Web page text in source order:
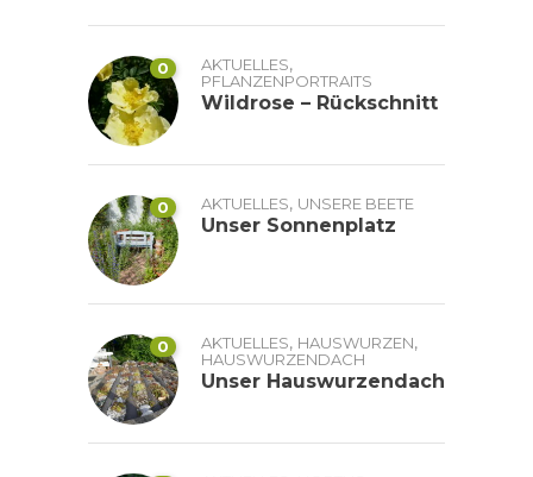
0 AKTUELLES,
PFLANZENPORTRAITS
Wildrose – Rückschnitt
0 AKTUELLES, UNSERE BEETE
Unser Sonnenplatz
0 AKTUELLES, HAUSWURZEN,
HAUSWURZENDACH
Unser Hauswurzendach